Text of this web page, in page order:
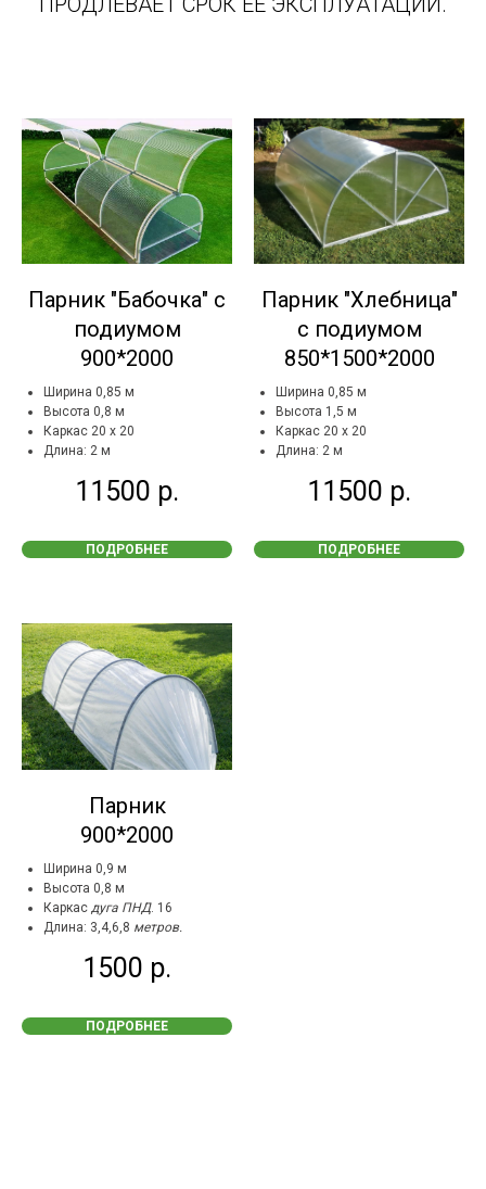
Парник "Бабочка" с
подиумом
900*2000
Ширина 0,85 м
Высота 0,8 м
Каркас 20 х 20
Длина: 2 м
11500 р.
ПОДРОБНЕЕ
Парник "Хлебница"
с подиумом
850*1500*2000
Ширина 0,85 м
Высота 1,5 м
Каркас 20 х 20
Длина: 2 м
11500 р.
ПОДРОБНЕЕ
Парник
900*2000
Ширина 0,9 м
Высота 0,8 м
Каркас дуга ПНД. 16
Длина: 3,4,6,8 метров.
1500 р.
ПОДРОБНЕЕ